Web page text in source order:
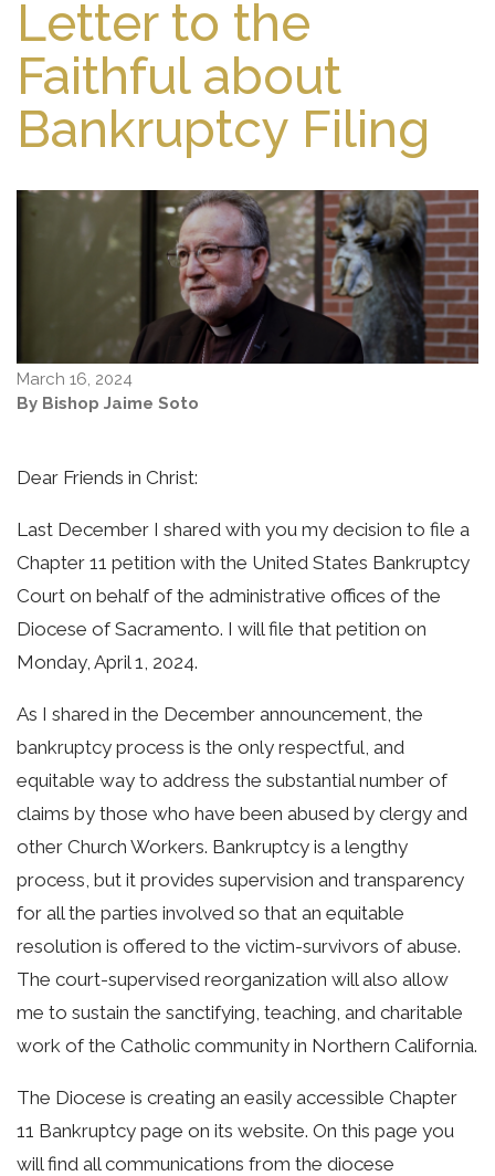
Letter to the
Faithful about
Bankruptcy Filing
March 16, 2024
By Bishop Jaime Soto
Dear Friends in Christ:
Last December I shared with you my decision to file a
Chapter 11 petition with the United States Bankruptcy
Court on behalf of the administrative offices of the
Diocese of Sacramento. I will file that petition on
Monday, April 1, 2024.
As I shared in the December announcement, the
bankruptcy process is the only respectful, and
equitable way to address the substantial number of
claims by those who have been abused by clergy and
other Church Workers. Bankruptcy is a lengthy
process, but it provides supervision and transparency
for all the parties involved so that an equitable
resolution is offered to the victim-survivors of abuse.
The court-supervised reorganization will also allow
me to sustain the sanctifying, teaching, and charitable
work of the Catholic community in Northern California.
The Diocese is creating an easily accessible Chapter
11 Bankruptcy page on its website. On this page you
will find all communications from the diocese